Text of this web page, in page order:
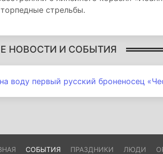
стрельбы.
НОВОСТИ И СОБЫТИЯ
воду первый русский броненосец
СОБЫТИЯ ПРАЗДНИКИ ЛЮДИ